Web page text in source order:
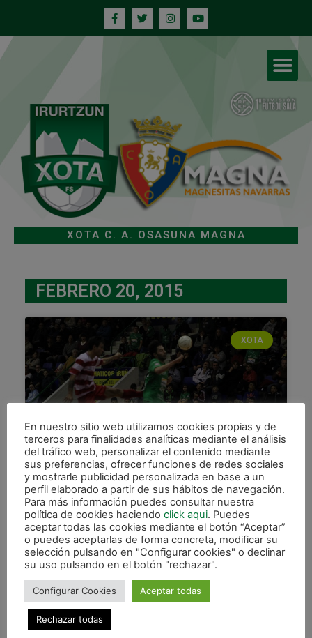
XOTA C. A. OSASUNA MAGNA
FEBRERO 20, 2015
XOTA
Importante paso adelante con la
victoria (5-2) ante Palma Futsal
Importante y trabajada victoria de Magna Navarra
frente a Palma Futsal en un sensacional partido
donde los porteros de ambos equipos gozaron de
gran protagonismo.
LEER MÁS »
20 febrero, 2015
En nuestro sitio web utilizamos cookies propias y de
terceros para finalidades analíticas mediante el análisis
del tráfico web, personalizar el contenido mediante
sus preferencias, ofrecer funciones de redes sociales
y mostrarle publicidad personalizada en base a un
perfil elaborado a partir de sus hábitos de navegación.
Para más información puedes consultar nuestra
política de cookies haciendo click aqui. Puedes
aceptar todas las cookies mediante el botón “Aceptar”
o puedes aceptarlas de forma concreta, modificar su
selección pulsando en "Configurar cookies" o declinar
su uso pulsando en el botón "rechazar".
Configurar Cookies Aceptar todas
Rechazar todas